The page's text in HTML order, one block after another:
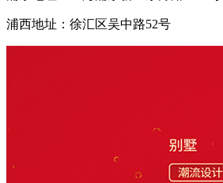
浦西地址：徐汇区吴中路52号